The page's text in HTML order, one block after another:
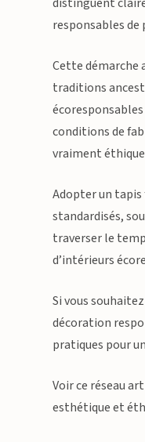
responsables
Cette démarche
traditions
conditions de
vraiment
Adopter un
standardisés,
traverser le
d’intérieurs
Si vous
décoration
pratiques pour
Voir ce réseau
esthétique et